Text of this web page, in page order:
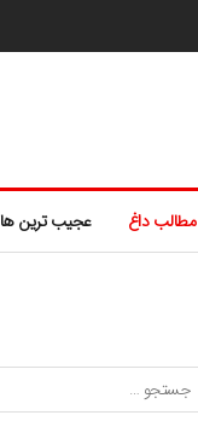
مطالب داغ عجیب ترین ها